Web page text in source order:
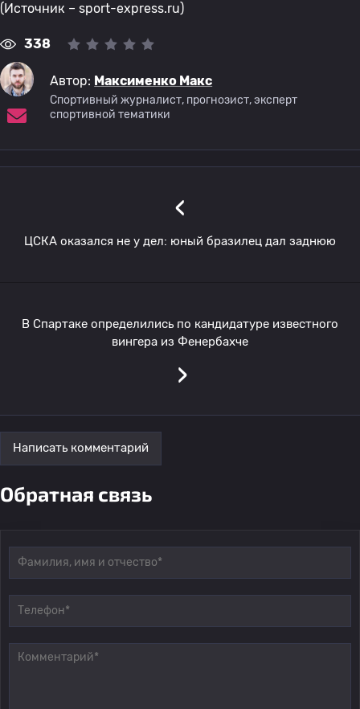
(Источник – sport-express.ru)
338
Автор: Максименко Макс
Спортивный журналист, прогнозист, эксперт
спортивной тематики
‹
ЦСКА оказался не у дел: юный бразилец дал заднюю
В Спартаке определились по кандидатуре известного
вингера из Фенербахче
›
Написать комментарий
Обратная связь